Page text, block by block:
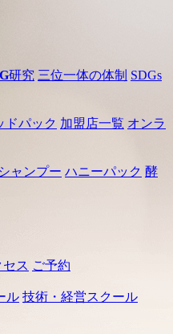
研究 三位一体の体制 SDGs
ドパック 加盟店一覧 オンラ
ャンプー ハニーパック 酵
セス ご予約
ル 技術・経営スクール